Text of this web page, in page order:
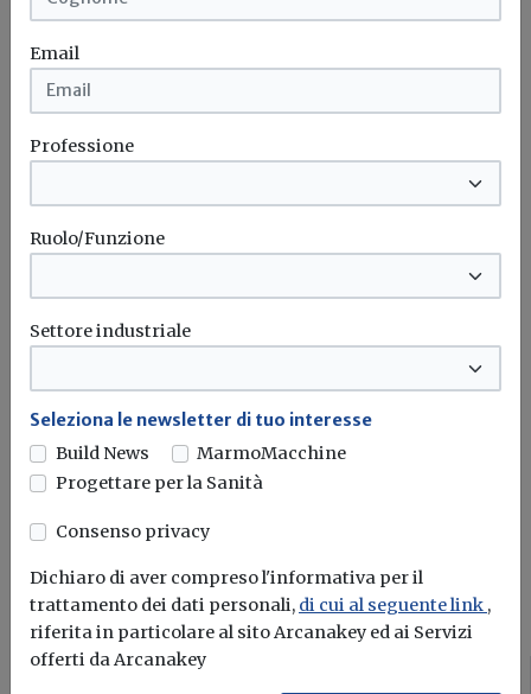
Iscriviti alla newsletter di
Build News
novità in campo di efficienza
energetica e sostenibilità edile
Iscriviti
I più letti sull'argomento
Email
Professione
Ruolo/Funzione
Settore industriale
Seleziona le newsletter di tuo interesse
Build News
MarmoMacchine
Progettare per la Sanità
Consenso privacy
Dichiaro di aver compreso l'informativa per il
trattamento dei dati personali, di cui al seguente link ,
riferita in particolare al sito Arcanakey ed ai Servizi
offerti da Arcanakey